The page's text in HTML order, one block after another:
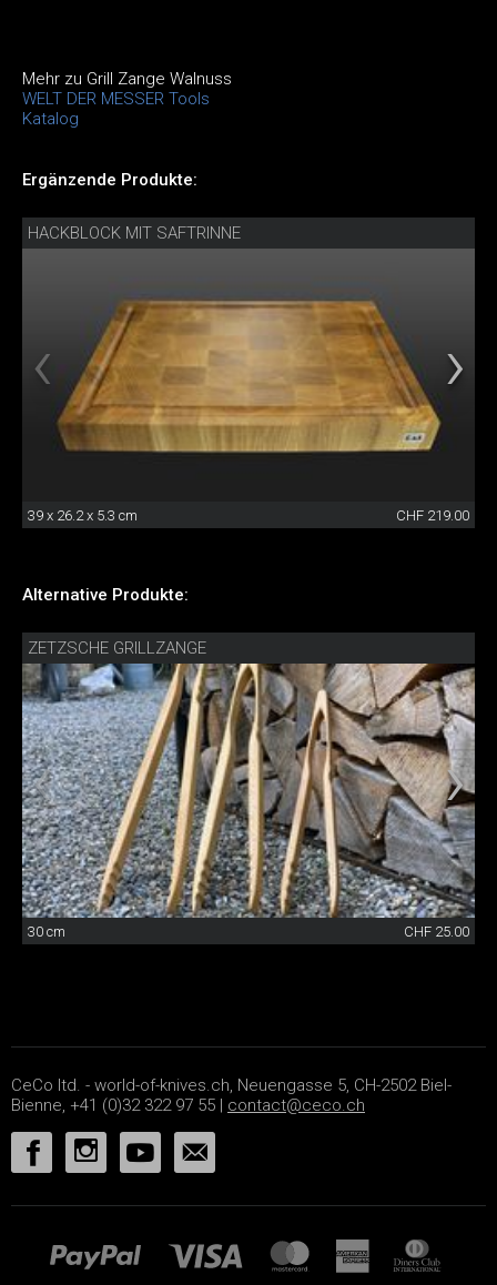
Mehr zu Grill Zange Walnuss
WELT DER MESSER Tools
Katalog
Ergänzende Produkte:
HACKBLOCK MIT SAFTRINNE
39 x 26.2 x 5.3 cm CHF 219.00
Alternative Produkte:
ZETZSCHE GRILLZANGE
30 cm CHF 25.00
CeCo ltd. - world-of-knives.ch, Neuengasse 5, CH-2502 Biel-
Bienne, +41 (0)32 322 97 55 | contact@ceco.ch